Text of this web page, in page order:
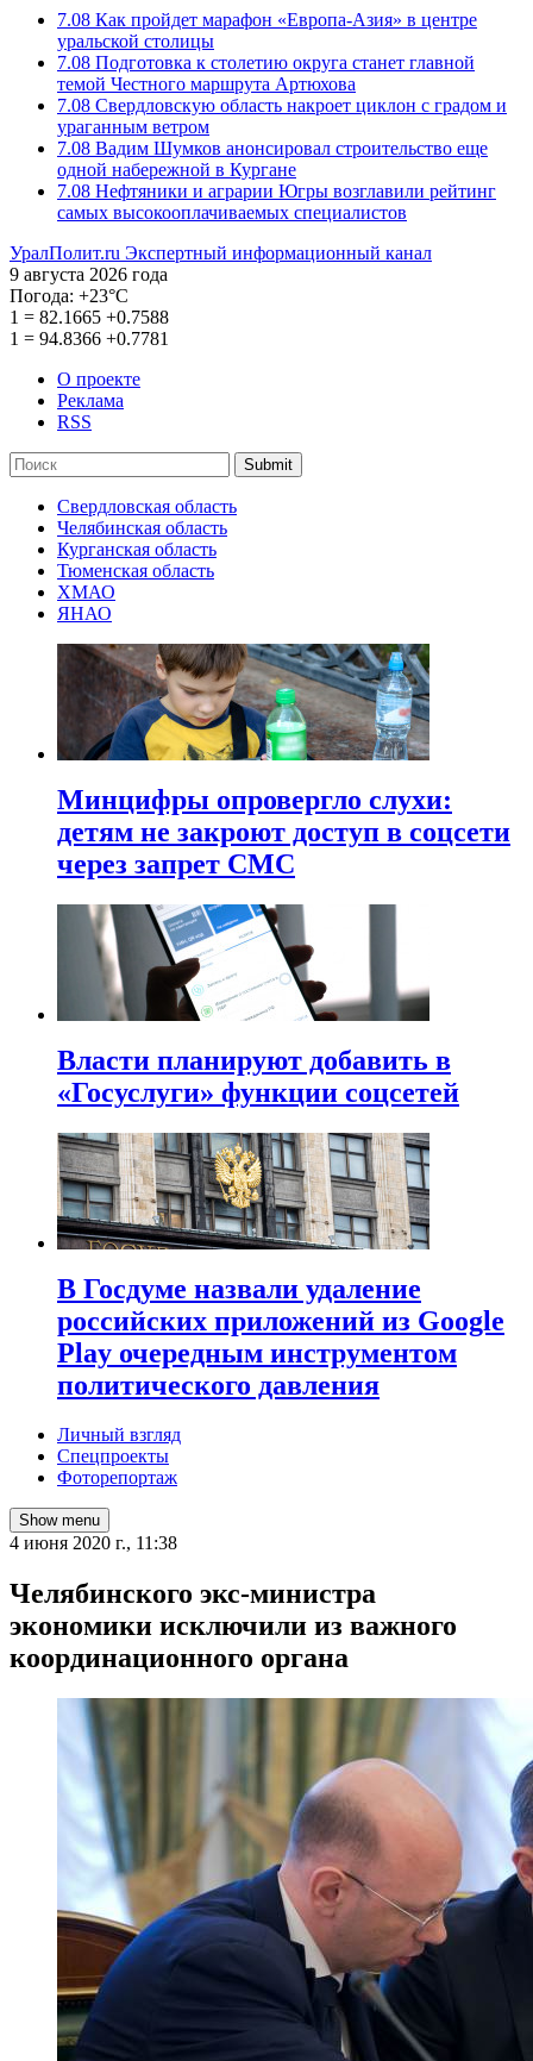
7.08 Как пройдет марафон «Европа-Азия» в центре
уральской столицы
7.08 Подготовка к столетию округа станет главной
темой Честного маршрута Артюхова
7.08 Свердловскую область накроет циклон с градом и
ураганным ветром
7.08 Вадим Шумков анонсировал строительство еще
одной набережной в Кургане
7.08 Нефтяники и аграрии Югры возглавили рейтинг
самых высокооплачиваемых специалистов
УралПолит.ru Экспертный информационный канал
9 августа 2026 года
Погода: +23°С
1 = 82.1665 +0.7588
1 = 94.8366 +0.7781
О проекте
Реклама
RSS
Submit
Свердловская область
Челябинская область
Курганская область
Тюменская область
ХМАО
ЯНАО
Минцифры опровергло слухи:
детям не закроют доступ в соцсети
через запрет СМС
Власти планируют добавить в
«Госуслуги» функции соцсетей
В Госдуме назвали удаление
российских приложений из Google
Play очередным инструментом
политического давления
Личный взгляд
Спецпроекты
Фоторепортаж
Show menu
4 июня 2020 г., 11:38
Челябинского экс-министра
экономики исключили из важного
координационного органа